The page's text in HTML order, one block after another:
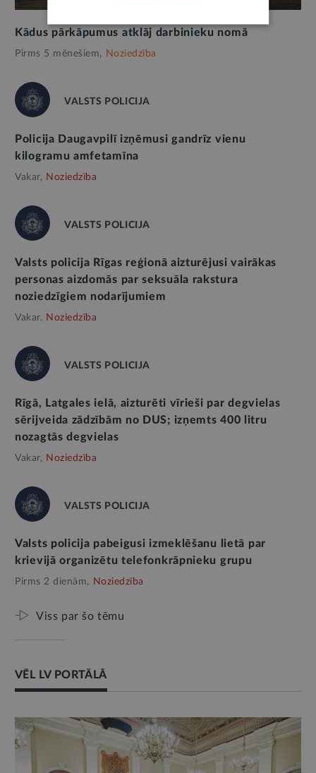
Kādus pārkāpumus atklāj darbinieku nomā
Pirms 5 mēnešiem, Noziedzība
VALSTS POLICIJA
Policija Daugavpilī izņēmusi gandrīz vienu
kilogramu amfetamīna
Vakar, Noziedzība
VALSTS POLICIJA
Valsts policija Rīgas reģionā aizturējusi vairākas
personas aizdomās par seksuāla rakstura
noziedzīgiem nodarījumiem
Vakar, Noziedzība
VALSTS POLICIJA
Rīgā, Latgales ielā, aizturēti vīrieši par degvielas
sērijveida zādzībām no DUS; izņemts 400 litru
nozagtās degvielas
Vakar, Noziedzība
VALSTS POLICIJA
Valsts policija pabeigusi izmeklēšanu lietā par
krievijā organizētu telefonkrāpnieku grupu
Pirms 2 dienām, Noziedzība
Viss par šo tēmu
VĒL LV PORTĀLĀ